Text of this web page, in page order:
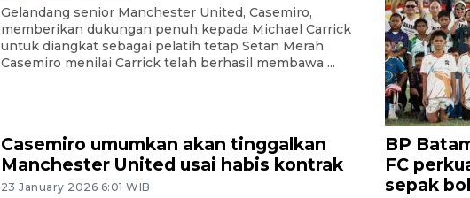
Gelandang senior Manchester United, Casemiro,
memberikan dukungan penuh kepada Michael Carrick
untuk diangkat sebagai pelatih tetap Setan Merah.
Casemiro menilai Carrick telah berhasil membawa ...
Casemiro umumkan akan tinggalkan
Manchester United usai habis kontrak
23 January 2026 6:01 WIB
BP
FC
sepak